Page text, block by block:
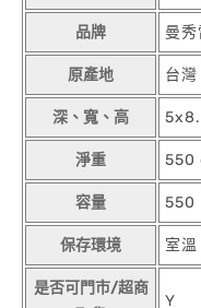
品牌 曼
原產地 台灣
深、寬、高
淨重 550
容量 550
保存環境 室溫
是否可門市/超商
Y